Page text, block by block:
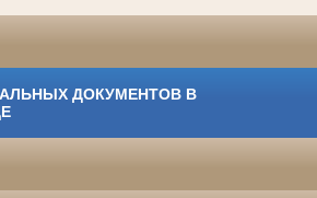
ДОКУМЕНТОВ В